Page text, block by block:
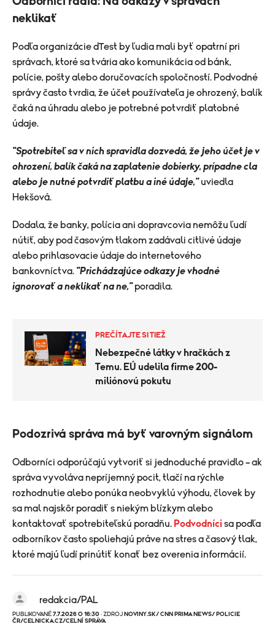
neklikať
Podľa organizácie dTest by ľudia mali byť opatrní pri
správach, ktoré sa tvária ako komunikácia od bánk,
polície, pošty alebo doručovacích spoločností. Podvodné
správy často tvrdia, že účet používateľa je ohrozený, balík
čaká na úhradu alebo je potrebné potvrdiť platobné
údaje.
"Spotrebiteľ sa v nich spravidla dozvedá, že jeho účet je v
ohrození, balík čaká na zaplatenie dobierky, prípadne cla
alebo je nutné potvrdiť platbu a iné údaje,"uviedla
Hekšová.
Dodala, že banky, polícia ani dopravcovia nemôžu ľudí
nútiť, aby pod časovým tlakom zadávali citlivé údaje
alebo prihlasovacie údaje do internetového
bankovníctva. "Prichádzajúce odkazy je vhodné
ignorovať a neklikať na ne,"poradila.
PREČÍTAJTE SI TIEŽ
Nebezpečné látky v hračkách z
Temu. EÚ udelila firme 200-
miliónovú pokutu
Podozrivá správa má byť varovným signálom
Odborníci odporúčajú vytvoriť si jednoduché pravidlo – ak
správa vyvoláva nepríjemný pocit, tlačí na rýchle
rozhodnutie alebo ponúka neobvyklú výhodu, človek by
sa mal najskôr poradiť s niekým blízkym alebo
kontaktovať spotrebiteľskú poradňu. Podvodníci sa podľa
odborníkov často spoliehajú práve na stres a časový tlak,
ktoré majú ľudí prinútiť konať bez overenia informácií.
redakcia/PAL
PUBLIKOVANÉ 7.7.2026 O 16:30 · ZDROJ NOVINY.SK/ CNN PRIMA NEWS/ POLICIE
ČR/CELNICKA.CZ/CELNÍ SPRÁVA